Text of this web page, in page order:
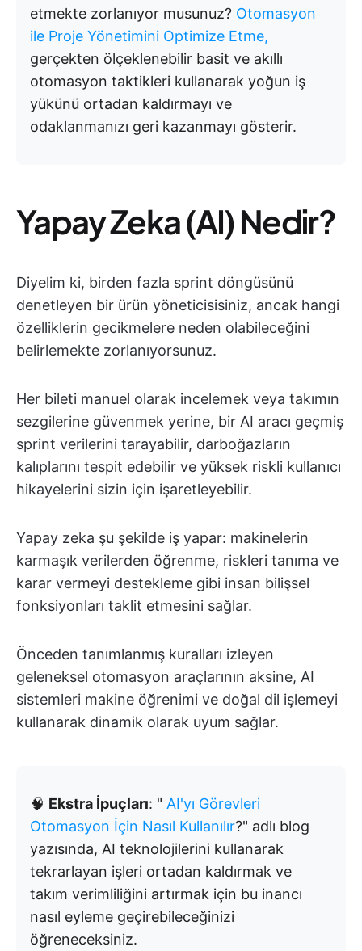
etmekte zorlanıyor musunuz? Otomasyon
ile Proje Yönetimini Optimize Etme,
gerçekten ölçeklenebilir basit ve akıllı
otomasyon taktikleri kullanarak yoğun iş
yükünü ortadan kaldırmayı ve
odaklanmanızı geri kazanmayı gösterir.
Yapay Zeka (AI) Nedir?
Diyelim ki, birden fazla sprint döngüsünü
denetleyen bir ürün yöneticisisiniz, ancak hangi
özelliklerin gecikmelere neden olabileceğini
belirlemekte zorlanıyorsunuz.
Her bileti manuel olarak incelemek veya takımın
sezgilerine güvenmek yerine, bir AI aracı geçmiş
sprint verilerini tarayabilir, darboğazların
kalıplarını tespit edebilir ve yüksek riskli kullanıcı
hikayelerini sizin için işaretleyebilir.
Yapay zeka şu şekilde iş yapar: makinelerin
karmaşık verilerden öğrenme, riskleri tanıma ve
karar vermeyi destekleme gibi insan bilişsel
fonksiyonları taklit etmesini sağlar.
Önceden tanımlanmış kuralları izleyen
geleneksel otomasyon araçlarının aksine, AI
sistemleri makine öğrenimi ve doğal dil işlemeyi
kullanarak dinamik olarak uyum sağlar.
🧠 Ekstra İpuçları: " AI'yı Görevleri
Otomasyon İçin Nasıl Kullanılır?" adlı blog
yazısında, AI teknolojilerini kullanarak
tekrarlayan işleri ortadan kaldırmak ve
takım verimliliğini artırmak için bu inancı
nasıl eyleme geçirebileceğinizi
öğreneceksiniz.